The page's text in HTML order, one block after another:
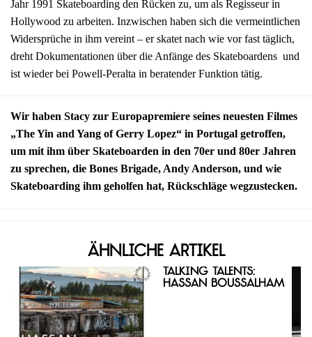
Jahr 1991 Skateboarding den Rücken zu, um als Regisseur in
Hollywood zu arbeiten. Inzwischen haben sich die vermeintlichen
Widersprüche in ihm vereint – er skatet nach wie vor fast täglich,
dreht Dokumentationen über die Anfänge des Skateboardens und
ist wieder bei Powell-Peralta in beratender Funktion tätig.
Wir haben Stacy zur Europapremiere seines neuesten Filmes
„The Yin and Yang of Gerry Lopez“ in Portugal getroffen,
um mit ihm über Skateboarden in den 70er und 80er Jahren
zu sprechen, die Bones Brigade, Andy Anderson, und wie
Skateboarding ihm geholfen hat, Rückschläge wegzustecken.
Ähnliche Artikel
Talking Talents:
Hassan Boussalham